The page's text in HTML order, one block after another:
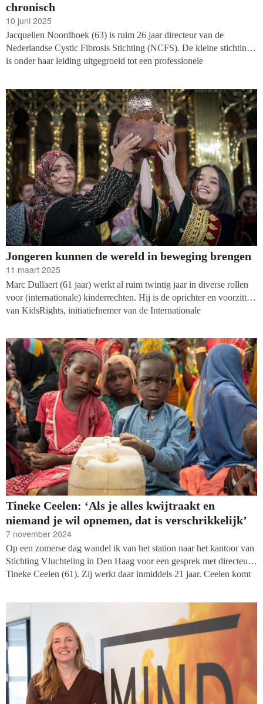
chronisch
10 juni 2025
Jacquelien Noordhoek (63) is ruim 26 jaar directeur van de
Nederlandse Cystic Fibrosis Stichting (NCFS). De kleine stichting
is onder haar leiding uitgegroeid tot een professionele
voor een gesprek met een inspirerende directeur uit het veld van de
gezondheidsfondsen.
Jongeren kunnen de wereld in beweging brengen
11 maart 2025
Marc Dullaert (61 jaar) werkt al ruim twintig jaar in diverse rollen
voor (internationale) kinderrechten. Hij is de oprichter en voorzitter
van KidsRights, initiatiefnemer van de Internationale
was de eerste Kinderombudsman in Nederland. Dullaert maakt zich
druk over de rechten van het kind in Nederland. Zo sloeg het
Kinderrechtencollectief vorig jaar alarm over de situatie in de
noodopvang waar gevluchte kinderen onder slechte
omstandigheden worden opgevangen. Gea Broekema ging namens
het Vakblad fondsenwerving in gesprek met Dullaert.
Tineke Ceelen: ‘Als je alles kwijtraakt en
niemand je wil opnemen, dat is verschrikkelijk’
7 november 2024
Op een zomerse dag wandel ik van het station naar het kantoor van
Stichting Vluchteling in Den Haag voor een gesprek met directeur
Tineke Ceelen (61). Zij werkt daar inmiddels 21 jaar. Ceelen komt
‘graag mee wil bemoeien’. Dus we beginnen meteen.